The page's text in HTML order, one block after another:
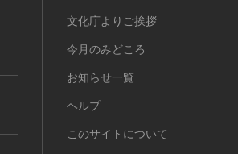
文化庁よりご挨拶
今月のみどころ
お知らせ一覧
ヘルプ
このサイトについて